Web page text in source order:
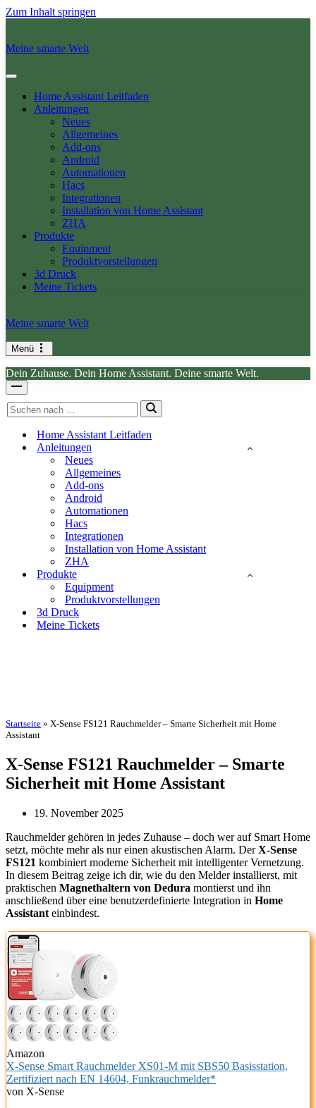
Zum Inhalt springen
Meine smarte Welt
Home Assistant Leitfaden
Anleitungen
Neues
Allgemeines
Add-ons
Android
Automationen
Hacs
Integrationen
Installation von Home Assistant
ZHA
Produkte
Equipment
Produktvorstellungen
3d Druck
Meine Tickets
Meine smarte Welt
Menü
Navigationsmenü
Dein Zuhause. Dein Home Assistant. Deine smarte Welt.
Navigationsmenü
Suchen
nach …
Home Assistant Leitfaden
Anleitungen
Neues
Allgemeines
Add-ons
Android
Automationen
Hacs
Integrationen
Installation von Home Assistant
ZHA
Produkte
Equipment
Produktvorstellungen
3d Druck
Meine Tickets
Startseite » X-Sense FS121 Rauchmelder – Smarte Sicherheit mit Home
Assistant
X-Sense FS121 Rauchmelder – Smarte
Sicherheit mit Home Assistant
19. November 2025
Rauchmelder gehören in jedes Zuhause – doch wer auf Smart Home
setzt, möchte mehr als nur einen akustischen Alarm. DerX-Sense
FS121 kombiniert moderne Sicherheit mit intelligenter Vernetzung.
In diesem Beitrag zeige ich dir, wie du den Melder installierst, mit
praktischen Magnethaltern von Dedura montierst und ihn
anschließend über eine benutzerdefinierte Integration in Home
Assistant einbindest.
Amazon
X-Sense Smart Rauchmelder XS01-M mit SBS50 Basisstation,
Zertifiziert nach EN 14604, Funkrauchmelder*
von X-Sense